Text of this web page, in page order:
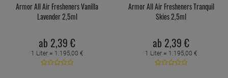
Armor All Air Fresheners Vanilla
Lavender 2,5ml
ab 2,39 €
1 Liter = 1.195,00 €
Armor All Air Fresheners Tranquil
Skies 2,5ml
ab 2,39 €
1 Liter = 1.195,00 €